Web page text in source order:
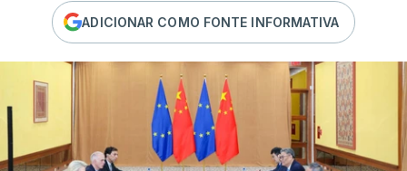
ADICIONAR COMO FONTE INFORMATIVA